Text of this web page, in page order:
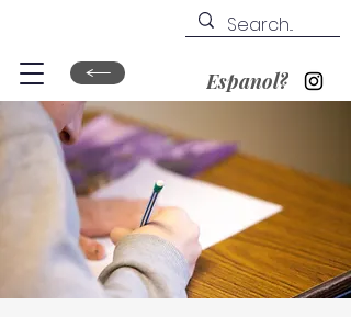
Espanol?